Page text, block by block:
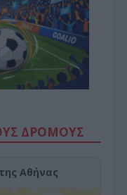
ΔΡΌΜΟΥΣ
Αθήνας